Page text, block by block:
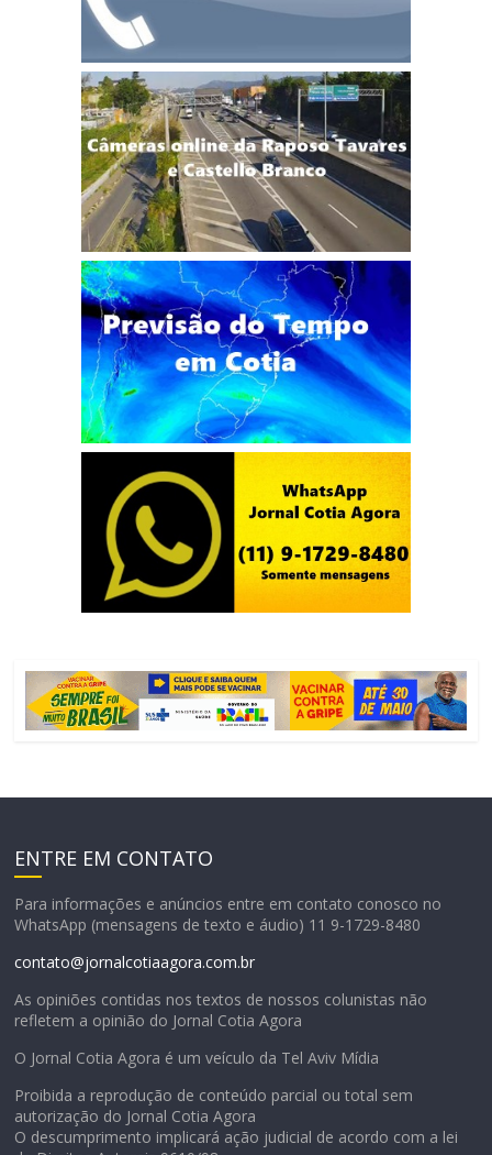
ENTRE EM CONTATO
Para informações e anúncios entre em contato conosco no
WhatsApp (mensagens de texto e áudio) 11 9-1729-8480
contato@jornalcotiaagora.com.br
As opiniões contidas nos textos de nossos colunistas não
refletem a opinião do Jornal Cotia Agora
O Jornal Cotia Agora é um veículo da Tel Aviv Mídia
Proibida a reprodução de conteúdo parcial ou total sem
autorização do Jornal Cotia Agora
O descumprimento implicará ação judicial de acordo com a lei